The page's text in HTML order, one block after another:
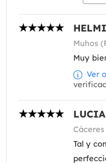
HELMI
Muhos
Muy
Ver
LUCIA
Tal y